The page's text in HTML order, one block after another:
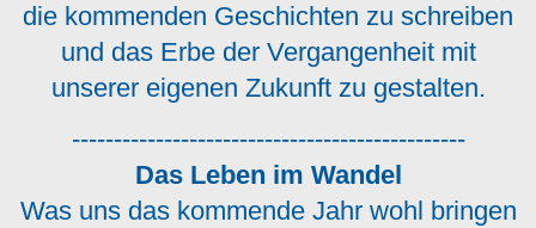
die kommenden Geschichten zu schreiben
und das Erbe der Vergangenheit mit
unserer eigenen Zukunft zu gestalten.
-----------------------------------------------
Das Leben im Wandel
Was uns das kommende Jahr wohl bringen